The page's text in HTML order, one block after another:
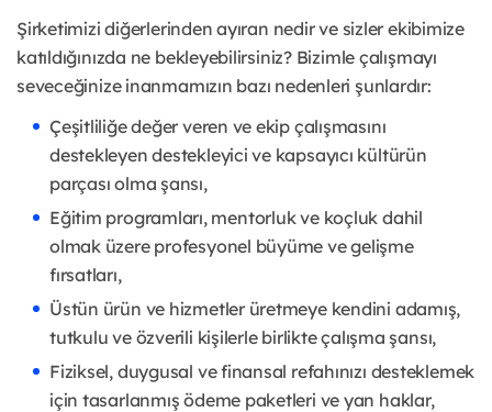
Şirketimizi diğerlerinden ayıran nedir ve sizler ekibimize
katıldığınızda ne bekleyebilirsiniz? Bizimle çalışmayı
seveceğinize inanmamızın bazı nedenleri şunlardır:
Çeşitliliğe değer veren ve ekip çalışmasını
destekleyen destekleyici ve kapsayıcı kültürün
parçası olma şansı,
Eğitim programları, mentorluk ve koçluk dahil
olmak üzere profesyonel büyüme ve gelişme
fırsatları,
Üstün ürün ve hizmetler üretmeye kendini adamış,
tutkulu ve özverili kişilerle birlikte çalışma şansı,
Fiziksel, duygusal ve finansal refahınızı desteklemek
için tasarlanmış ödeme paketleri ve yan haklar,